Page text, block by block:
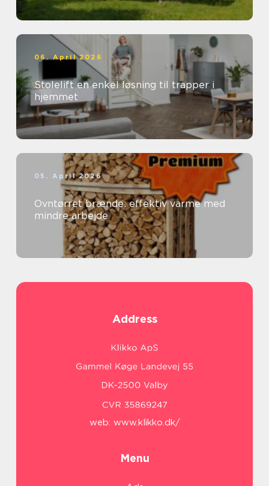
06. April 2026
Stolelift en enkel løsning til trapper i
hjemmet
05. April 2026
Ovntørret brænde: effektiv varme med
mindre arbejde
Address
web: www.klikko.dk/
Menu